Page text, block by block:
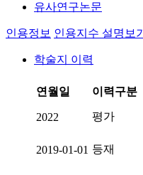
유사연구논문
인용정보 인용지수 설명보기
학술지 이력
연월일
이력구분
2022 평가
2019-01-01 등재